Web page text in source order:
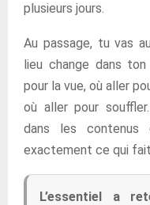
plusieurs jours.
Au passage, tu vas
lieu change dans
pour la vue, où aller
où aller pour
dans les contenus
exactement ce qui
L’essentiel a